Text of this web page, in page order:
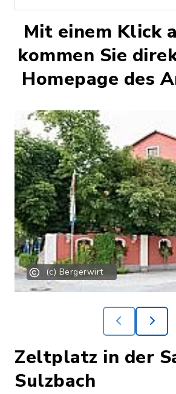
Mit einem Klick
kommen Sie
Homepage des
(c) Bergerwirt
Zeltplatz in der
Sulzbach